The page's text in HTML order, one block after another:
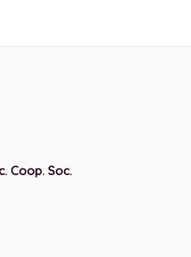
Coop. Soc.